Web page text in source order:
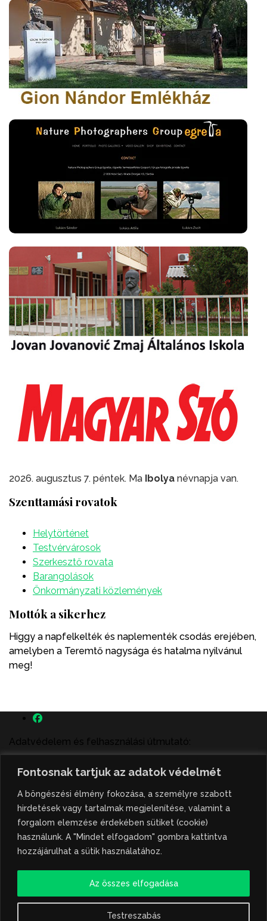
Fontosnak tartjuk az adatok védelmét
A böngészési élmény fokozása, a személyre szabott
hirdetések vagy tartalmak megjelenítése, valamint a
forgalom elemzése érdekében sütiket (cookie)
használunk. A "Mindet elfogadom" gombra kattintva
hozzájárulhat a sütik használatához.
Testreszabás
Az összes elfogadása
2026. augusztus 7. péntek. Ma Ibolya névnapja van.
Szenttamási rovatok
Helytörténet
Testvérvárosok
Szerkesztő rovata
Barangolások
Önkormányzati közlemények
Mottók a sikerhez
Higgy a napfelkelték és naplementék csodás erejében,
amelyben a Teremtő nagysága és hatalma nyilvánul
meg!
Adatvédelem és felhasználási útmutató:
A szenttamás.rs magyar nyelvű internetes hírportálon
megjelenő szerzői írások, a híranyag és minden egyéb
tartalom a portált működtető Gion Nándor Kulturális
Központ szellemi tulajdonát képezik, amely szellemi
tulajdont a nemzetközi és szerbiai törvények védik. A
jogosulatlan felhasználás büntető- és polgári jogi
következményeket von maga után. A hírportálon
ismertetése, illetve közzétett fotók átvétele kizárólag
csak hivatkozással, illetve a forrás megjelölésével